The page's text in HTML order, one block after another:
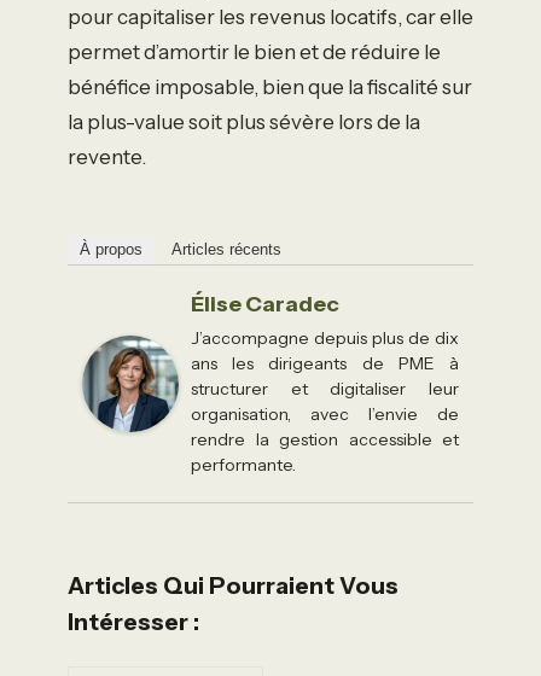
pour capitaliser les revenus locatifs, car elle
permet d’amortir le bien et de réduire le
bénéfice imposable, bien que la fiscalité sur
la plus-value soit plus sévère lors de la
revente.
À propos Articles récents
Élise Caradec
J’accompagne depuis plus de dix
ans les dirigeants de PME à
structurer et digitaliser leur
organisation, avec l’envie de
rendre la gestion accessible et
performante.
Articles Qui Pourraient Vous
Intéresser :